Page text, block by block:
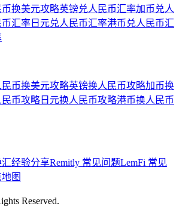
币换美元攻略英镑兑人民币汇率加币兑人
币汇率 日元兑人民币汇率港币兑人民币汇
民币换美元攻略英镑换人民币攻略加币换
民币攻略 日元换人民币攻略港币换人民币
汇经验分享Remitly 常见问题LemFi 常见
图
Reserved.